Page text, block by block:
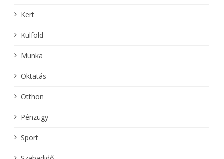
Kert
Külföld
Munka
Oktatás
Otthon
Pénzügy
Sport